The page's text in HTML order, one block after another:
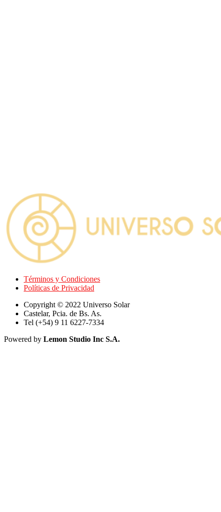
Términos y Condiciones
Políticas de Privacidad
Copyright © 2022 Universo Solar
Castelar, Pcia. de Bs. As.
Tel (+54) 9 11 6227-7334
Powered by Lemon Studio Inc S.A.